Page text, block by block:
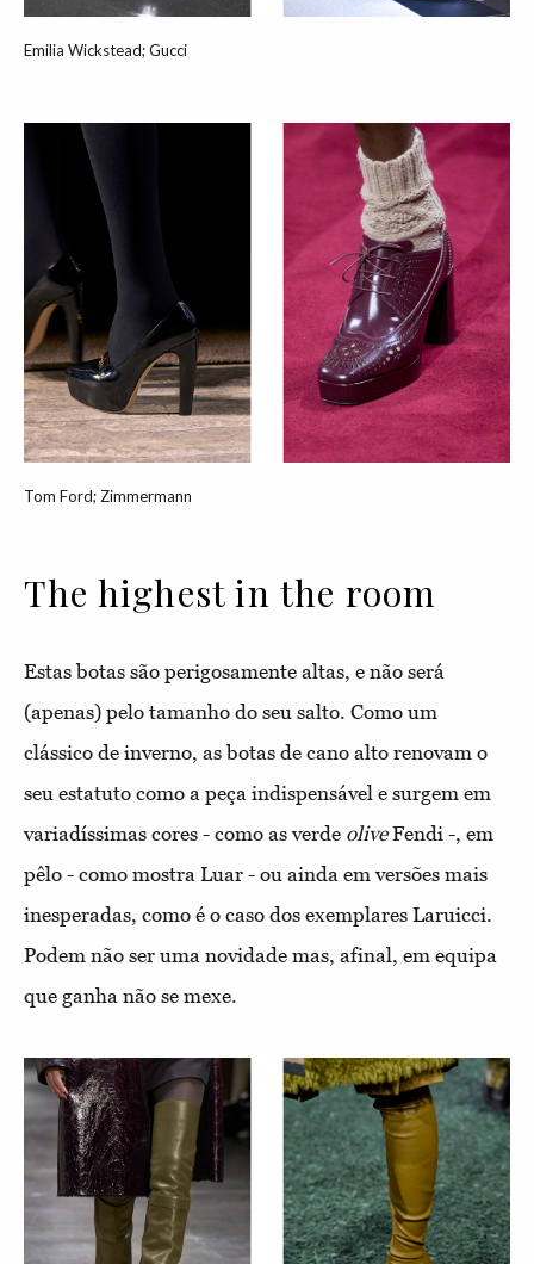
Emilia Wickstead; Gucci
Tom Ford; Zimmermann
The highest in the room
Estas botas são perigosamente altas, e não será
(apenas) pelo tamanho do seu salto. Como um
clássico de inverno, as botas de cano alto renovam o
seu estatuto como a peça indispensável e surgem em
variadíssimas cores - como as verde oliveFendi -, em
pêlo - como mostra Luar - ou ainda em versões mais
inesperadas, como é o caso dos exemplares Laruicci.
Podem não ser uma novidade mas, afinal, em equipa
que ganha não se mexe.